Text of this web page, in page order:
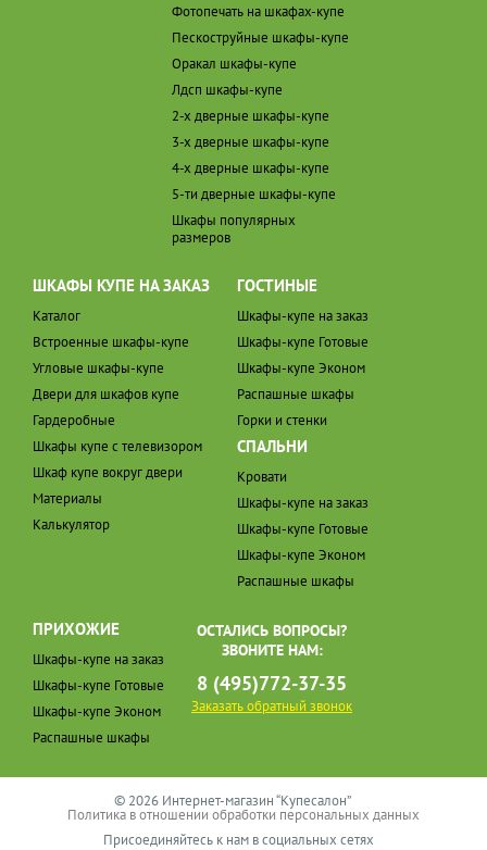
Фотопечать на шкафах-купе
Пескоструйные шкафы-купе
Оракал шкафы-купе
Лдсп шкафы-купе
2-х дверные шкафы-купе
3-х дверные шкафы-купе
4-х дверные шкафы-купе
5-ти дверные шкафы-купе
Шкафы популярных
размеров
ШКАФЫ КУПЕ НА ЗАКАЗ
Каталог
Встроенные шкафы-купе
Угловые шкафы-купе
Двери для шкафов купе
Гардеробные
Шкафы купе с телевизором
Шкаф купе вокруг двери
Материалы
Калькулятор
ГОСТИНЫЕ
Шкафы-купе на заказ
Шкафы-купе Готовые
Шкафы-купе Эконом
Распашные шкафы
Горки и стенки
СПАЛЬНИ
Кровати
Шкафы-купе на заказ
Шкафы-купе Готовые
Шкафы-купе Эконом
Распашные шкафы
ПРИХОЖИЕ
Шкафы-купе на заказ
Шкафы-купе Готовые
Шкафы-купе Эконом
Распашные шкафы
ОСТАЛИСЬ ВОПРОСЫ?
ЗВОНИТЕ НАМ:
8 (495)772-37-35
Заказать обратный звонок
© 2026 Интернет-магазин “Купесалон”
Политика в отношении обработки персональных данных
Присоединяйтесь к нам в социальных сетях